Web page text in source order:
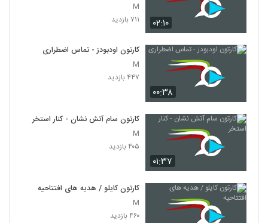
۰۲:۱۰
M
۷۱۱ بازدید
۰۰:۳۸
کارتون اودبودز - تماس اضطراری
M
۴۴۷ بازدید
۰۱:۳۷
کارتون سام آتش نشان - کنار استخر
M
۴۰۵ بازدید
کارتون کایلو / هدیه های افتتاحیه
M
۴۶۰ بازدید